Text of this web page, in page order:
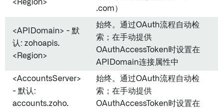
<Region>
.com）
<APIDomain> - 默
认: zohoapis.
<Region>
始终。通过OAuth流程自动检
索；在手动提供
OAuthAccessToken时设置在
APIDomain连接属性中
<AccountsServer>
- 默认:
accounts.zoho.
始终。通过OAuth流程自动检
索；在手动提供
OAuthAccessToken时设置在